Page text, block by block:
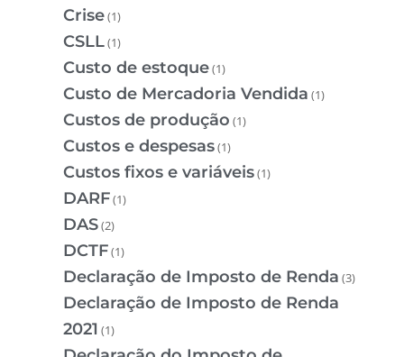
Crise(1)
CSLL(1)
Custo de estoque(1)
Custo de Mercadoria Vendida (1)
Custos de produção (1)
Custos e despesas(1)
Custos fixos e variáveis(1)
DARF(1)
DAS(2)
DCTF(1)
Declaração de Imposto de Renda (3)
Declaração de Imposto de Renda
2021 (1)